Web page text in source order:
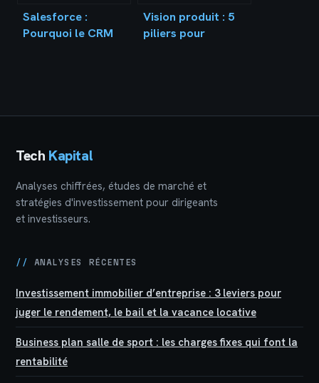
Salesforce :
Pourquoi le CRM
Vision produit : 5
piliers pour
Tech Kapital
Analyses chiffrées, études de marché et
stratégies d'investissement pour dirigeants
et investisseurs.
// ANALYSES RÉCENTES
Investissement immobilier d’entreprise : 3 leviers pour
juger le rendement, le bail et la vacance locative
Business plan salle de sport : les charges fixes qui font la
rentabilité